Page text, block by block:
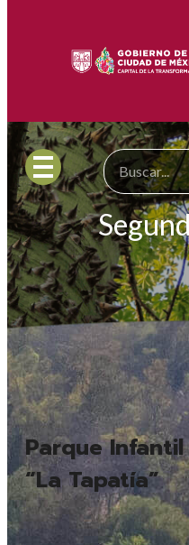
Parque Infantil
“La Tapatía”